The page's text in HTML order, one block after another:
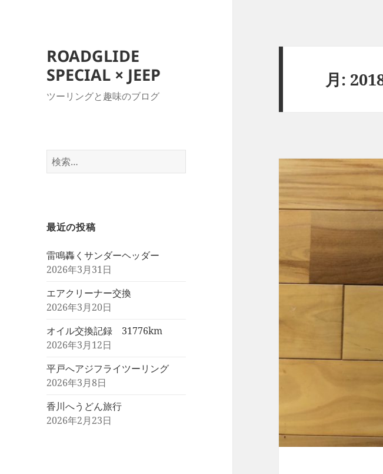
ROADGLIDE
SPECIAL × JEEP
ツーリングと趣味のブログ
検
索:
最近の投稿
雷鳴轟くサンダーヘッダー
2026年3月31日
エアクリーナー交換
2026年3月20日
オイル交換記録 31776km
2026年3月12日
平戸へアジフライツーリング
2026年3月8日
香川へうどん旅行
2026年2月23日
月: